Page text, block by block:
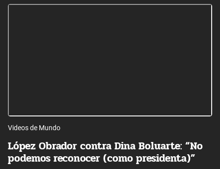
Videos de Mundo
López Obrador contra Dina Boluarte: “No
podemos reconocer (como presidenta)”